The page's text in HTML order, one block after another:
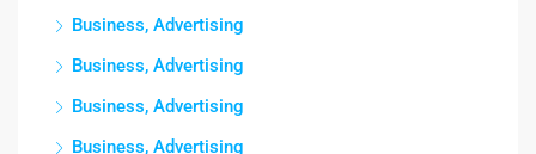
Business, Advertising
Business, Advertising
Business, Advertising
Business, Advertising